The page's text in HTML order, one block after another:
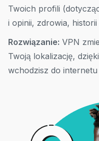
Twoich profili
i opinii, zdrowia,
Rozwiązanie: VPN
Twoją lokalizację,
wchodzisz do